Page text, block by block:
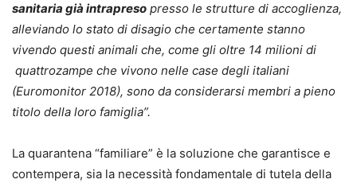
sanitaria già intrapreso presso le strutture di accoglienza,
alleviando lo stato di disagio che certamente stanno
vivendo questi animali che, come gli oltre 14 milioni di
quattrozampe che vivono nelle case degli italiani
(Euromonitor 2018), sono da considerarsi membri a pieno
titolo della loro famiglia”.
La quarantena “familiare” è la soluzione che garantisce e
contempera, sia la necessità fondamentale di tutela della